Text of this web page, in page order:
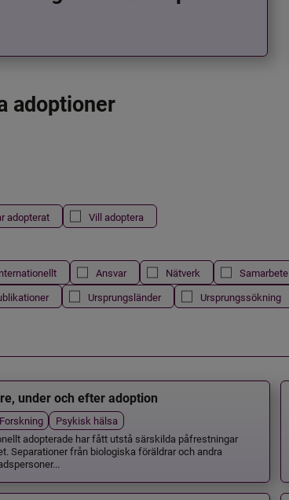
adoptioner
adopterat Vill adoptera
Ansvar Nätverk Samarbete
Ursprungsländer Ursprungssökning
under och efter adoption
Forskning
Psykisk hälsa
adopterade har fått utstå särskilda påfrestningar
Separationer från biologiska föräldrar och andra